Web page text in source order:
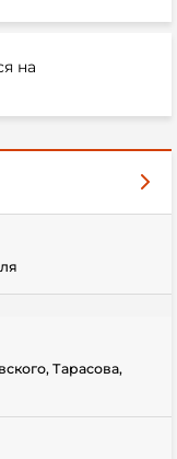
на
Тарасова,